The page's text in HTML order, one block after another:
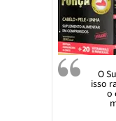
O
isso
o